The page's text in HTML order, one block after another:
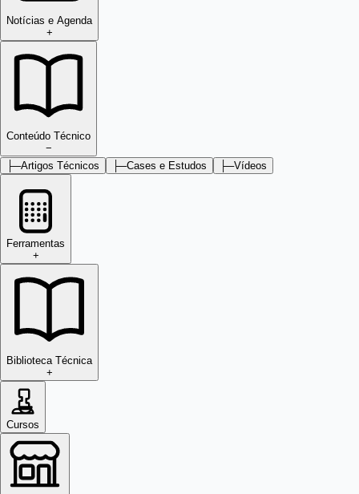
Notícias e Agenda
+
Conteúdo Técnico
−
├─Artigos Técnicos ├─Cases e Estudos ├─Vídeos
Ferramentas
+
Biblioteca Técnica
+
Cursos